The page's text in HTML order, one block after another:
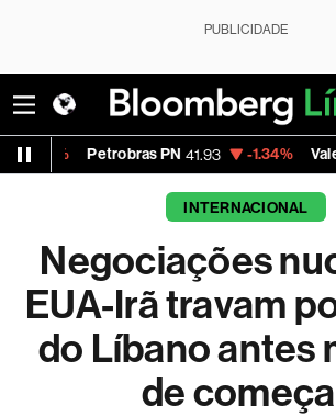
PUBLICIDADE
PN 41.93 -1.34% Vale ON 76.66
INTERNACIONAL
Negociações
EUA-Irã travam
do Líbano antes
de